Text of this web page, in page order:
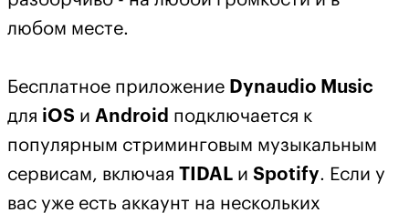
любом месте.
Бесплатное приложение Dynaudio Music
для iOS и Android подключается к
популярным стриминговым музыкальным
сервисам, включая TIDAL и Spotify. Если у
вас уже есть аккаунт на нескольких